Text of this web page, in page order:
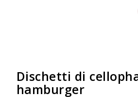
Dischetti di
hamburger